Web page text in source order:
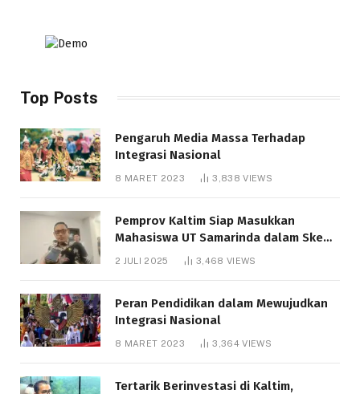
Top Posts
Pengaruh Media Massa Terhadap
Integrasi Nasional
8 MARET 2023 3,838VIEWS
Pemprov Kaltim Siap Masukkan
Mahasiswa UT Samarinda dalam Skema
Bantuan Pendidikan Gratispol
2 JULI 2025 3,468 VIEWS
Peran Pendidikan dalam Mewujudkan
Integrasi Nasional
8 MARET 2023 3,364VIEWS
Tertarik Berinvestasi di Kaltim,